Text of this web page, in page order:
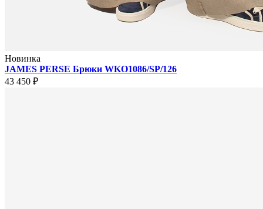
Новинка
JAMES PERSE Брюки WKO1086/SP/126
43 450 ₽